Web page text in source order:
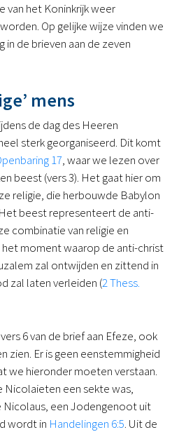
van het Koninkrijk weer
Op gelijke wijze vinden we
de brieven aan de zeven
mens
de dag des Heeren
sterk georganiseerd. Dit komt
17, waar we lezen over
beest (vers 3). Het gaat hier om
religie, die herbouwde Babylon
beest representeert de anti-
combinatie van religie en
moment waarop de anti-christ
zal ontwijden en zittend in
zal laten verleiden (2 Thess.
6 van de brief aan Efeze, ook
zien. Er is geen eenstemmigheid
we hieronder moeten verstaan.
Nicolaieten een sekte was,
een Jodengenoot uit
wordt in Handelingen 6:5. Uit de